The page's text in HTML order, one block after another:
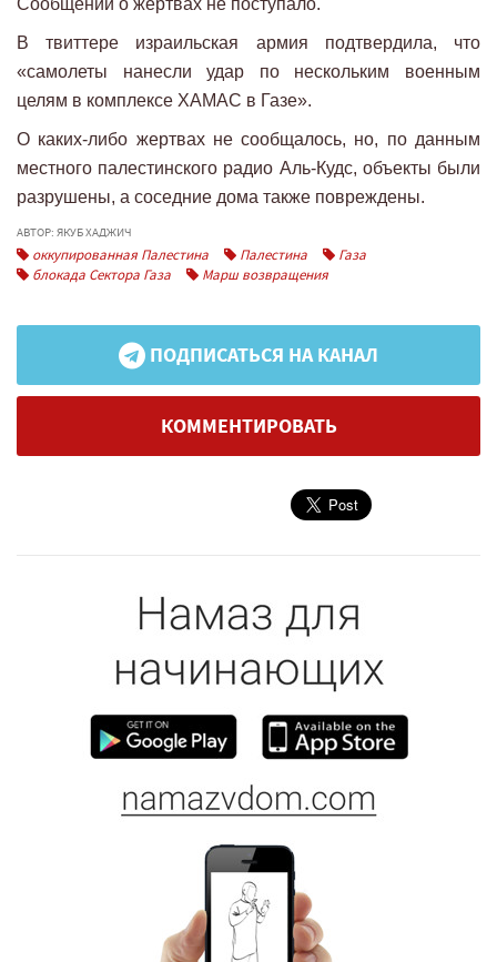
В твиттере израильская армия подтвердила, что
«самолеты нанесли удар по нескольким военным
целям в комплексе ХАМАС в Газе».
О каких-либо жертвах не сообщалось, но, по данным
местного палестинского радио Аль-Кудс, объекты были
разрушены, а соседние дома также повреждены.
АВТОР: ЯКУБ ХАДЖИЧ
оккупированная Палестина Палестина
Газа
блокада Сектора Газа
Марш возвращения
ПОДПИСАТЬСЯ НА КАНАЛ
КОММЕНТИРОВАТЬ